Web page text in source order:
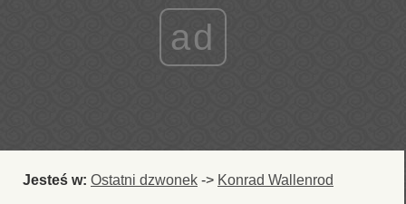
ad
Jesteś w: Ostatni dzwonek -> Konrad Wallenrod